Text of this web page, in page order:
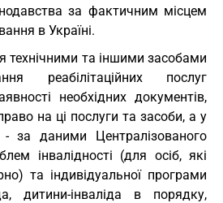
за фактичним місцем
в Україні.
технічними та іншими засобами
реабілітаційних послуг
необхідних документів,
на ці послуги та засоби, а у
- за даними Централізованого
інвалідності (для осіб, які
та індивідуальної програми
дитини-інваліда в порядку,